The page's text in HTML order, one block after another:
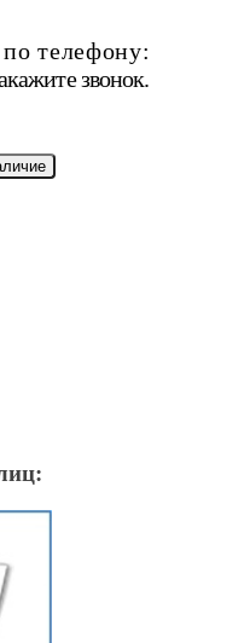
телефону:
звонок.